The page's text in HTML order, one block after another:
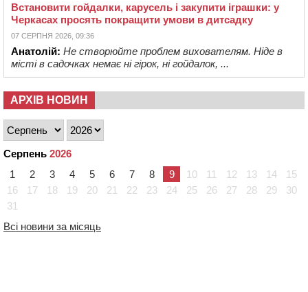
Встановити гойдалки, карусель і закупити іграшки: у
Черкасах просять покращити умови в дитсадку
07 СЕРПНЯ 2026, 09:36
Анатолій: Не створюйте проблем вихователям. Ніде в
місті в садочках немає ні гірок, ні гойдалок, ...
АРХІВ НОВИН
Серпень 2026
1
2 3 4 5 6 7 8 9 10 11 12 13 14
15
16
17 18 19 20 21 22 23 24 25 26 27 28 29
30
31
Всі новини за місяць